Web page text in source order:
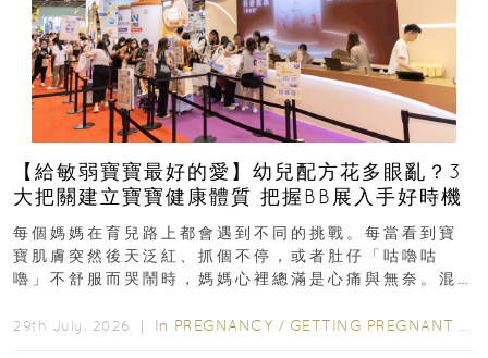
【給敏弱寶寶最好的愛】幼兒配方花多眼亂？3
大把關建立寶寶健康體質 把握BB展入手好時機
每個媽媽在育兒路上都會遇到不同的挑戰。每當看到寶
寶肌膚突然後天泛紅、抓個不停，或者肚仔「咕嚕咕
嚕」不舒服而哭鬧時，媽媽心裡總滿是心痛與無奈。混
29th July, 2026 ｜ In PREGNANCY / GETTING PREGNANT